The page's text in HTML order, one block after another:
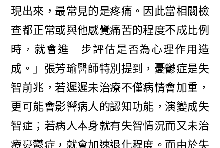
現出來，最常見的是疼痛。因此當相關檢
查都正常或與他感覺痛苦的程度不成比例
時，就會進一步評估是否為心理作用造
成。」張芳瑜醫師特別提到，憂鬱症是失
智前兆，若遲遲未治療不僅病情會加重，
更可能會影響病人的認知功能，演變成失
智症；若病人本身就有失智情況而又未治
療憂鬱症，就會加速退化程度。而由於失